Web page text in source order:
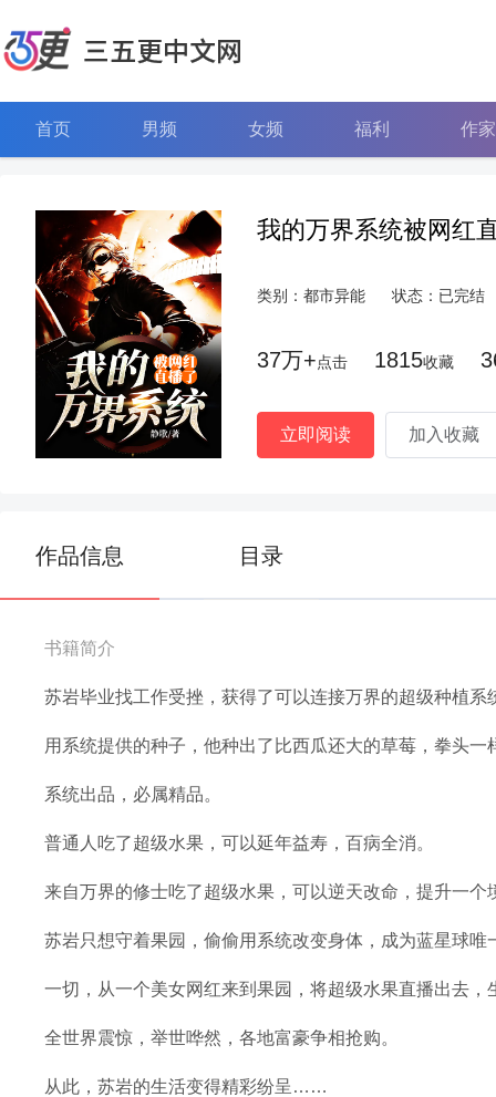
三五更中文网
首页 男频 女频 福利 作
我的万界系统被网红
类别：都市异能 状态：已完结
37万+点击 1815收藏
立即阅读 加入收藏
作品信息 目录
书籍简介
苏岩毕业找工作受挫，获得了可以连接万界的超级种植系
用系统提供的种子，他种出了比西瓜还大的草莓，拳头
系统出品，必属精品。
普通人吃了超级水果，可以延年益寿，百病全消。
来自万界的修士吃了超级水果，可以逆天改命，提升一个
苏岩只想守着果园，偷偷用系统改变身体，成为蓝星球唯
一切，从一个美女网红来到果园，将超级水果直播出去，
全世界震惊，举世哗然，各地富豪争相抢购。
从此，苏岩的生活变得精彩纷呈……